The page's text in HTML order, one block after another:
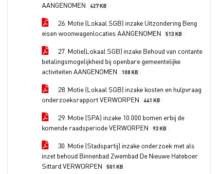
AANGENOMEN
427 KB
26. Motie (Lokaal SGB) inzake Uitzondering Beng
eisen woonwagenlocaties AANGENOMEN
513 KB
27. Motie(Lokaal SGB) inzake Behoud van contante
betalingsmogelijkheid bij openbare gemeentelijke
activiteiten AANGENOMEN
108 KB
28. Motie (Lokaal SGB) inzake kosten en hulpvraag
onderzoeksrapport VERWORPEN
441 KB
29. Motie (SPA) inzake 10.000 bomen erbij de
komende raadsperiode VERWORPEN
93 KB
30. Motie (Stadspartij) inzake onderzoek met als
inzet behoud Binnenbad Zwembad De Nieuwe Hateboer
Sittard VERWORPEN
501 KB